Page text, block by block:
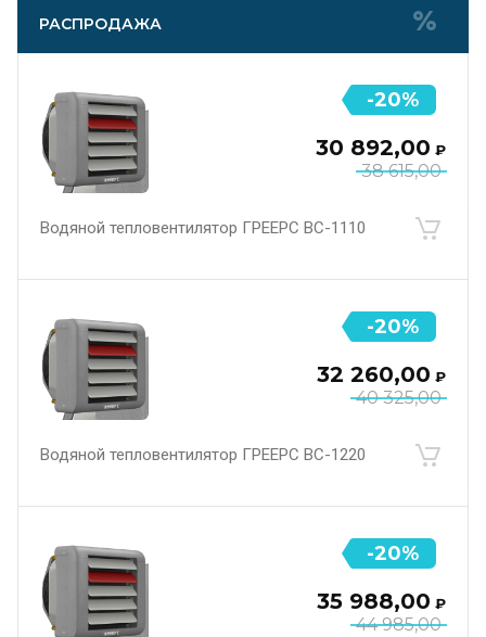
РАСПРОДАЖА
38 615,00
30 892,00 ₽
Водяной тепловентилятор ГРЕЕРС ВС-1110
-20%
40 325,00
32 260,00 ₽
Водяной тепловентилятор ГРЕЕРС ВС-1220
-20%
44 985,00
35 988,00 ₽
-20%